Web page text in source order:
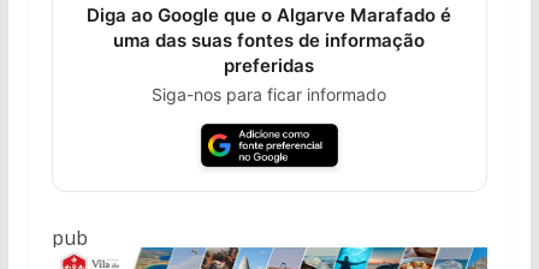
Diga ao Google que o Algarve Marafado é
uma das suas fontes de informação
preferidas
Siga-nos para ficar informado
pub